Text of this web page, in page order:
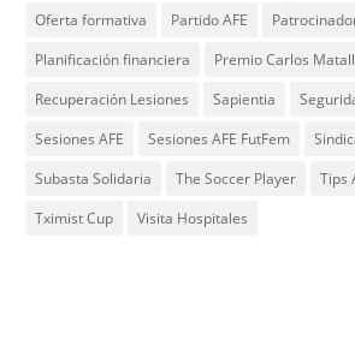
Oferta formativa
Partido AFE
Planificación financiera
Premio Carlos
Recuperación Lesiones
Sapientia
Sesiones AFE
Sesiones AFE FutFem
Subasta Solidaria
The Soccer Player Tips
Tximist Cup
Visita Hospitales